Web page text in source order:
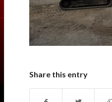
Share this entry